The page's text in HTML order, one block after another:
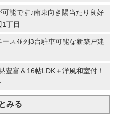
能です♪南東向き陽当たり良好
丁目
ス並列3台駐車可能な新築戸建
富＆16帖LDK＋洋風和室付！
みる